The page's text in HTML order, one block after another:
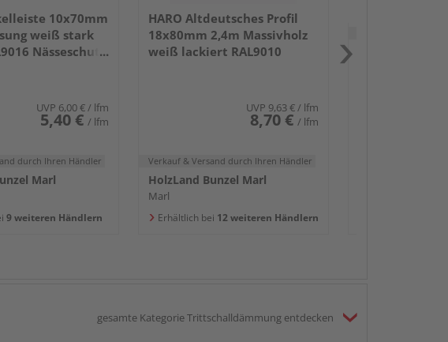
10x70mm
weiß stark
Nässeschutz
UVP 6,00 € / lfm
5,40 € / lfm
durch Ihren Händler
Marl
9 weiteren Händlern
HARO Altdeutsches Profil
18x80mm 2,4m Massivholz
weiß lackiert RAL9010
UVP 9,63 € / lfm
8,70 € / lfm
Verkauf & Versand durch Ihren Händler
HolzLand Bunzel Marl
Marl
Erhältlich bei 12 weiteren Händlern
gesamte Kategorie Trittschalldämmung entdecken